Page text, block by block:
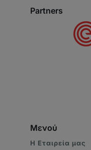
Partners
Μενού
Η Eταιρεία μας